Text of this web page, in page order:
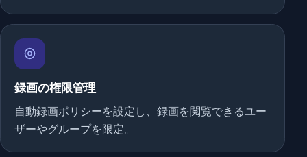
録画の権限管理
自動録画ポリシーを設定し、録画を閲覧できるユー
ザーやグループを限定。